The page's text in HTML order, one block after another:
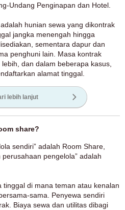
Undang Penginapan dan Hotel.
hunian sewa yang dikontrak
jangka menengah hingga
sementara dapur dan
penghuni lain. Masa kontrak
dan dalam beberapa kasus,
alamat tinggal.
lebih lanjut
share?
sendiri” adalah Room Share,
pengelola” adalah
tinggal di mana teman atau kenalan
sama. Penyewa sendiri
Biaya sewa dan utilitas dibagi